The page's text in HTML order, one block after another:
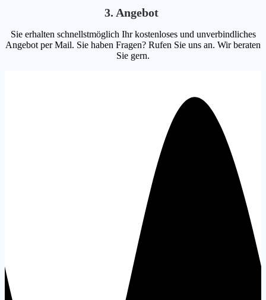
3. Angebot
Sie erhalten schnellstmöglich Ihr kostenloses und unverbindliches
Angebot per Mail. Sie haben Fragen? Rufen Sie uns an. Wir beraten
Sie gern.